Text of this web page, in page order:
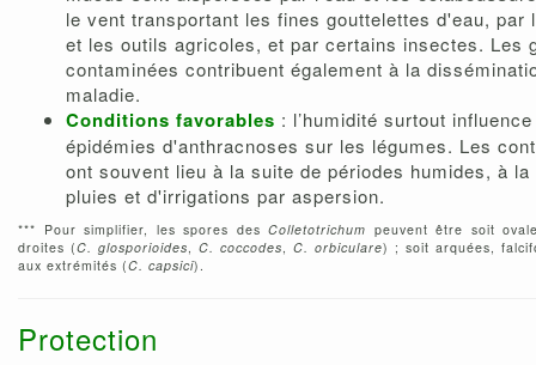
le vent transportant les fines gouttelettes d'eau, par
et les outils agricoles, et par certains insectes. Les
contaminées contribuent également à la
maladie.
Conditions favorables : l’humidité surtout
épidémies d'anthracnoses sur les légumes. Les
ont souvent lieu à la suite de périodes humides, à
pluies et d'irrigations par aspersion.
*** Pour simplifier, les spores des Colletotrichum peuvent être soit
droites (C. glosporioides, C. coccodes, C. orbiculare) ; soit arquées,
aux extrémités (C. capsici).
Protection